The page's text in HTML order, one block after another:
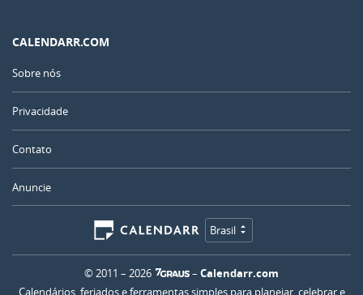
CALENDARR.COM
Sobre nós
Privacidade
Contato
Anuncie
Brasil
© 2011 – 2026 – Calendarr.com
Calendários, feriados e ferramentas simples para planejar, celebrar e